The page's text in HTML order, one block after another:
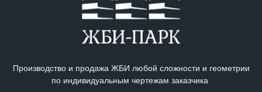
Производство и продажа ЖБИ любой сложности и геометрии
по индивидуальным чертежам заказчика